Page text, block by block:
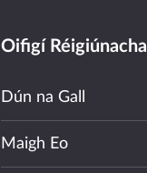
Oifigí Réigiúnacha
Dún na Gall
Maigh Eo